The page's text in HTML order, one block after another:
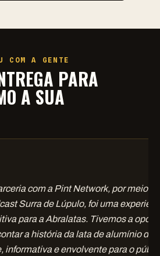
COM A GENTE
PARA
A SUA
com a Pint Network, por meio do
Surra de Lúpulo, foi uma
para a Abralatas. Tivemos a
a história da lata de alumínio de
informativa e envolvente para o